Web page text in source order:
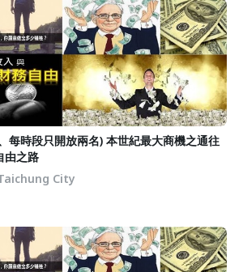
每時段只開放兩名) 本世紀最大商機之通往
由之路
City